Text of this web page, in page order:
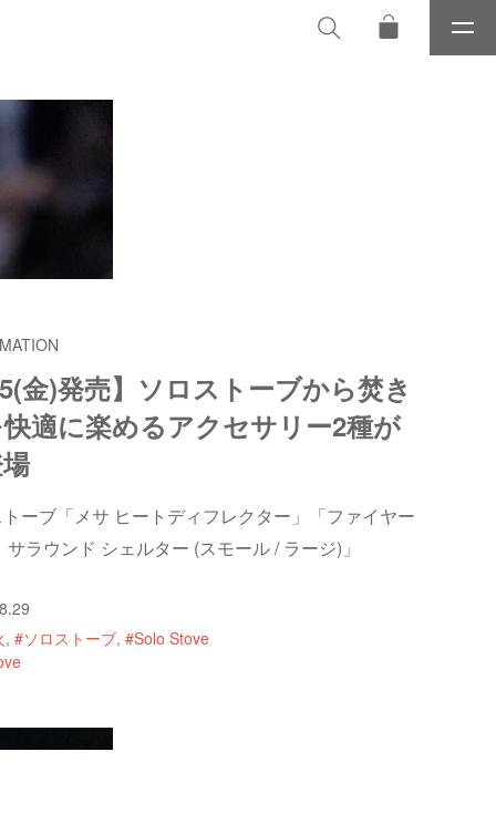
メ
ニ
5(金)発売】ソロストーブから焚き
適に楽めるアクセサリー2種が
ーブ「メサ ヒートディフレクター」「ファイヤー
サラウンド シェルター (スモール / ラージ)」
#ソロストーブ #Solo Stove